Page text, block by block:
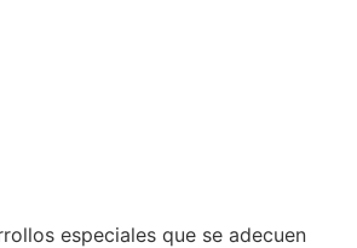
especiales que se adecuen